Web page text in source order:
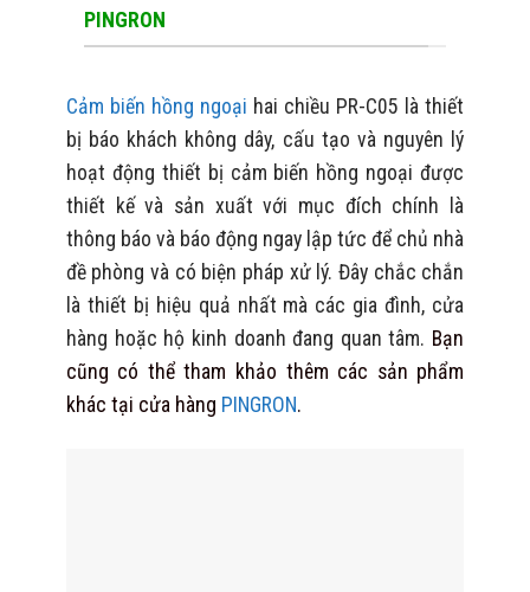
PINGRON
Cảm biến hồng ngoại hai chiều PR-C05 là thiết
bị báo khách không dây, cấu tạo và nguyên lý
hoạt động thiết bị cảm biến hồng ngoại được
thiết kế và sản xuất với mục đích chính là
thông báo và báo động ngay lập tức để chủ nhà
đề phòng và có biện pháp xử lý. Đây chắc chắn
là thiết bị hiệu quả nhất mà các gia đình, cửa
hàng hoặc hộ kinh doanh đang quan tâm. Bạn
cũng có thể tham khảo thêm các sản phẩm
khác tại cửa hàng PINGRON.